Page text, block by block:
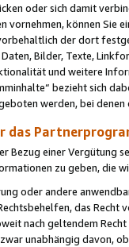
oder sich damit
vornehmen, können Sie
der dort
Bilder, Texte,
und weitere
bezieht sich
werden, bei
das
Bezug einer Vergütung
zu geben, die
oder andere
das
nach geltendem
unabhängig davon,